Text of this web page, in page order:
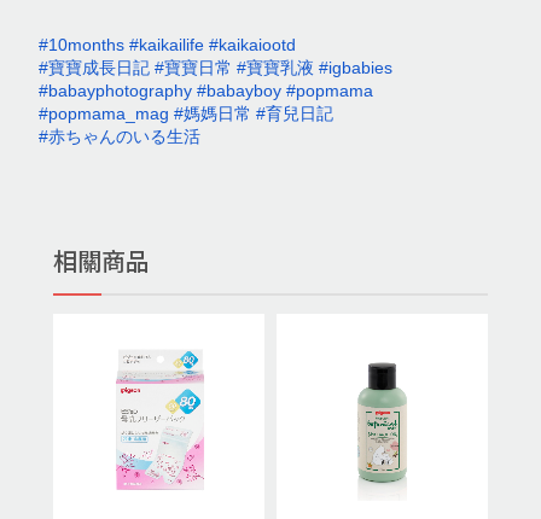
#10months #kaikailife #kaikaiootd
#寶寶成長日記 #寶寶日常 #寶寶乳液 #igbabies
#babayphotography #babayboy #popmama
#popmama_mag #媽媽日常 #育兒日記
#赤ちゃんのいる生活
相關商品